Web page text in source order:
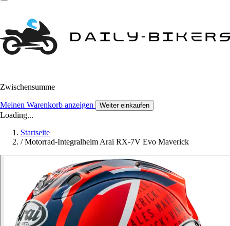
Zwischensumme
Meinen Warenkorb anzeigen Weiter einkaufen
Loading...
Startseite
/ Motorrad-Integralhelm Arai RX-7V Evo Maverick